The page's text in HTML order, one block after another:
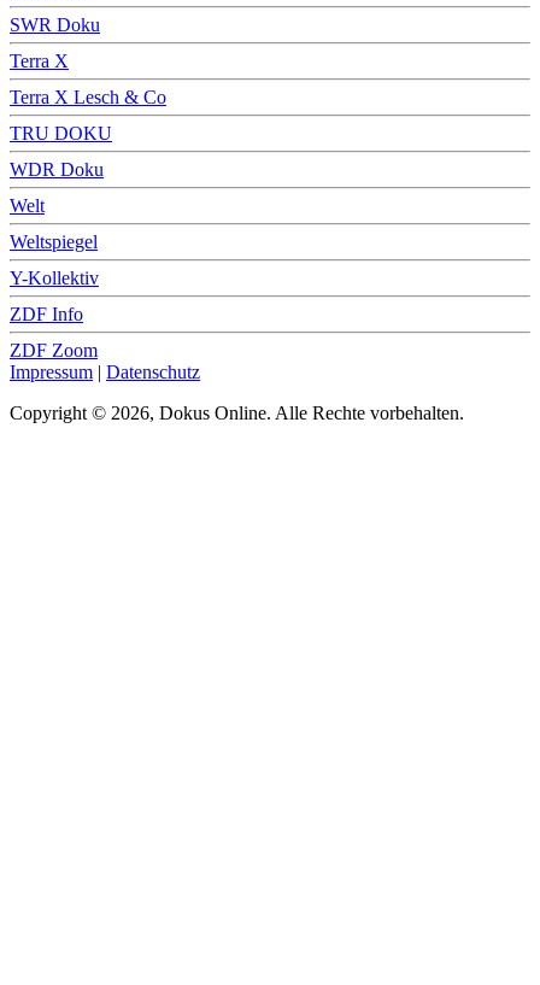
SWR Doku
Terra X
Terra X Lesch & Co
TRU DOKU
WDR Doku
Welt
Weltspiegel
Y-Kollektiv
ZDF Info
ZDF Zoom
Impressum | Datenschutz
Copyright © 2026, Dokus Online. Alle Rechte vorbehalten.